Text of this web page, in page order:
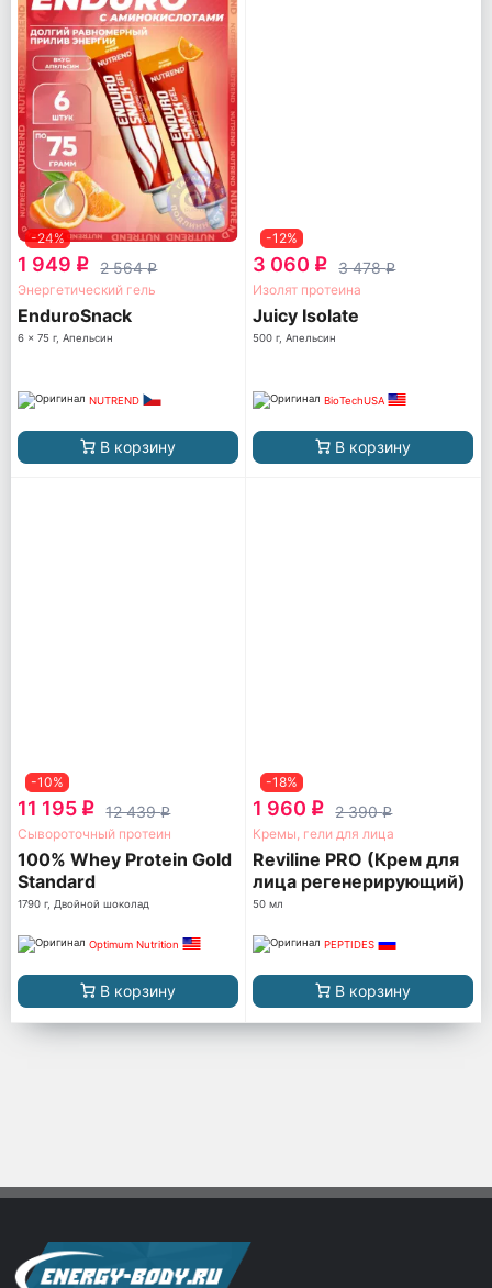
-24%
1 949 q 2 564q
Энергетический гель
EnduroSnack
6 x 75 г, Апельсин
NUTREND
В корзину
-12%
3 060 q 3 478q
Изолят протеина
Juicy Isolate
500 г, Апельсин
BioTechUSA
В корзину
-10%
11 195 q 12 439q
Сывороточный протеин
100% Whey Protein Gold
Standard
1790 г, Двойной шоколад
Optimum Nutrition
В корзину
-18%
1 960 q 2 390q
Кремы, гели для лица
Reviline PRO (Крем для
лица регенерирующий)
50 мл
PEPTIDES
В корзину